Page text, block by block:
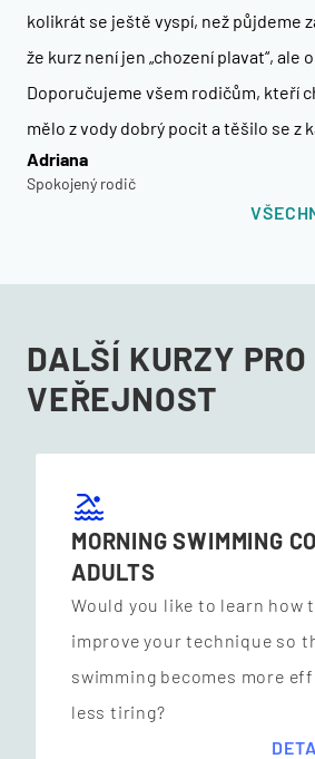
kolikrát se ještě vyspí, než půjdeme
že kurz není jen „chození plavat“, ale
Doporučujeme všem rodičům, kteří
mělo z vody dobrý pocit a těšilo se z
Adriana
Spokojený rodič
DALŠÍ KURZY PRO
VEŘEJNOST
MORNING SWIMMING
ADULTS
Would you like to learn how
improve your technique so
swimming becomes more
less tiring?